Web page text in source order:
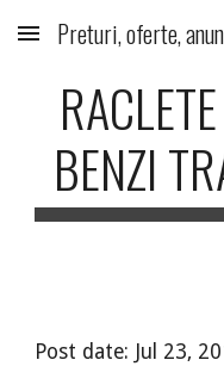
Skip to main content
BENZI
Post date: Jul 23,